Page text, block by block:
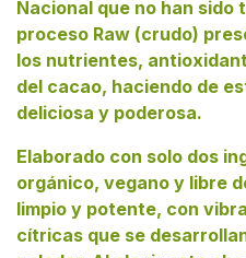
Nacional que no han sido
proceso Raw (crudo)
los nutrientes,
del cacao, haciendo de
deliciosa y poderosa.
Elaborado con solo dos
orgánico, vegano y libre
limpio y potente, con
cítricas que se